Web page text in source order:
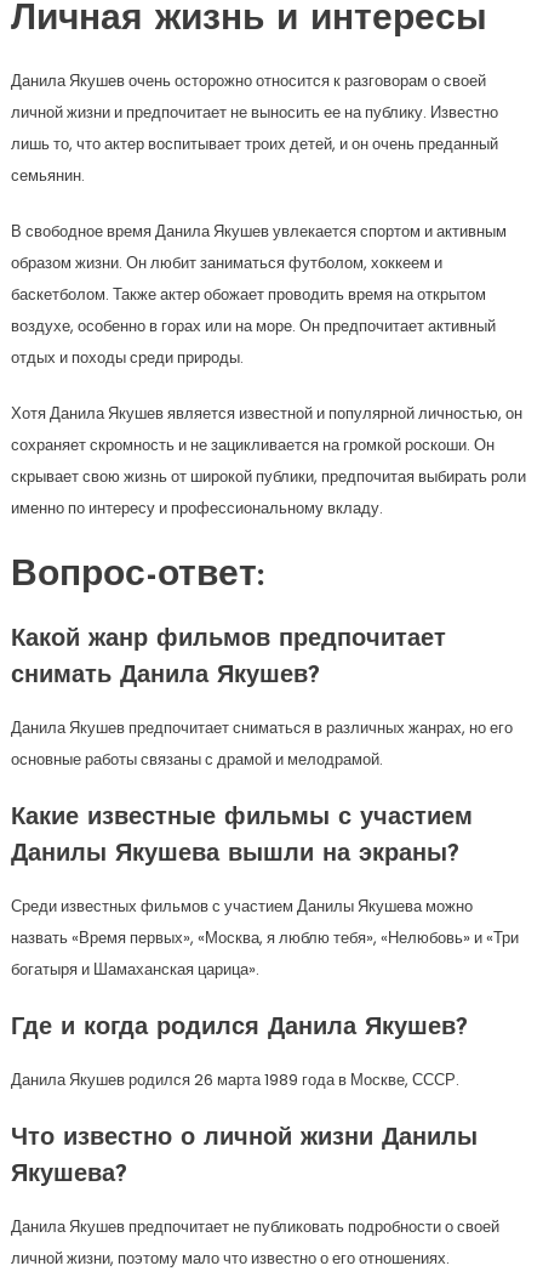
Личная жизнь и интересы
Данила Якушев очень осторожно относится к разговорам о своей
личной жизни и предпочитает не выносить ее на публику. Известно
лишь то, что актер воспитывает троих детей, и он очень преданный
семьянин.
В свободное время Данила Якушев увлекается спортом и активным
образом жизни. Он любит заниматься футболом, хоккеем и
баскетболом. Также актер обожает проводить время на открытом
воздухе, особенно в горах или на море. Он предпочитает активный
отдых и походы среди природы.
Хотя Данила Якушев является известной и популярной личностью, он
сохраняет скромность и не зацикливается на громкой роскоши. Он
скрывает свою жизнь от широкой публики, предпочитая выбирать роли
именно по интересу и профессиональному вкладу.
Вопрос-ответ:
Какой жанр фильмов предпочитает
снимать Данила Якушев?
Данила Якушев предпочитает сниматься в различных жанрах, но его
основные работы связаны с драмой и мелодрамой.
Какие известные фильмы с участием
Данилы Якушева вышли на экраны?
Среди известных фильмов с участием Данилы Якушева можно
назвать «Время первых», «Москва, я люблю тебя», «Нелюбовь» и «Три
богатыря и Шамаханская царица».
Где и когда родился Данила Якушев?
Данила Якушев родился 26 марта 1989 года в Москве, СССР.
Что известно о личной жизни Данилы
Якушева?
Данила Якушев предпочитает не публиковать подробности о своей
личной жизни, поэтому мало что известно о его отношениях.